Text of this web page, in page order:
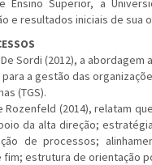
Ensino Superior, a
e resultados iniciais de sua
(2012), a abordagem
a gestão das
(TGS).
(2014), relatam
da alta direção;
de processos;
estrutura de orientação